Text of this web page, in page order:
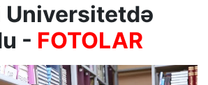
Universitetdə
- FOTOLAR